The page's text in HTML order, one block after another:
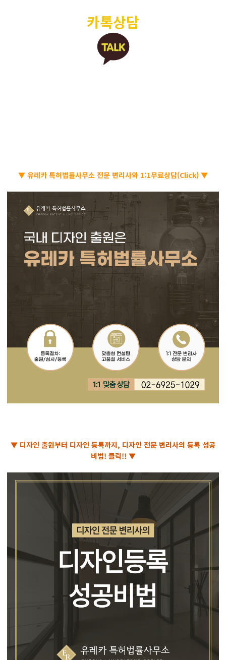
카톡상담
▼ 유레카 특허법률사무소 전문 변리사와 1:1무료상담(Click) ▼
▼ 디자인 출원부터 디자인 등록까지, 디자인 전문 변리사의 등록 성공
비법! 클릭!! ▼